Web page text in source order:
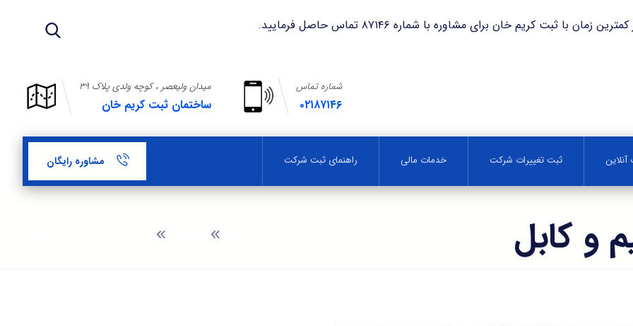
کریم خان برای مشاوره با شماره ۸۷۱۴۶ تماس حاصل فرمایید.
میدان ولیعصر ، کوچه ولدی پلاک ۳۹
ساختمان ثبت کریم خان
شماره تماس
۰۲۱۸۷۱۴۶
ثبت تغییرات شرکت خدمات مالی راهنمای ثبت شرکت مشاوره رایگان
و کابل